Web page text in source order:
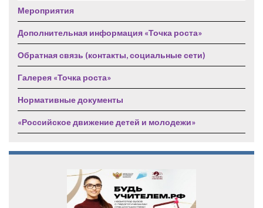
Мероприятия
Дополнительная информация «Точка роста»
Обратная связь (контакты, социальные сети)
Галерея «Точка роста»
Нормативные документы
«Российское движение детей и молодежи»